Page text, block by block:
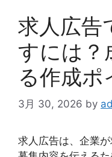
求人広告
すには？
る作成ポ
3月 30, 2026 by
求人広告は、企業